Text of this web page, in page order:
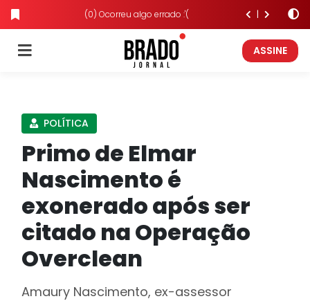
(0) Ocorreu algo errado :'(
ASSINE
POLÍTICA
Primo de Elmar
Nascimento é
exonerado após ser
citado na Operação
Overclean
Amaury Nascimento, ex-assessor